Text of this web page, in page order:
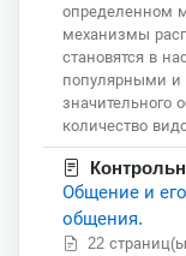
определенном
механизмы
становятся в
популярными и
значительного
количество
Общение и
общения.
22